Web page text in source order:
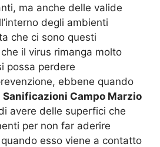
ma anche delle valide
degli ambienti
che ci sono questi
il virus rimanga molto
possa perdere
ebbene quando
Sanificazioni Campo Marzio
avere delle superfici che
per non far aderire
esso viene a contatto